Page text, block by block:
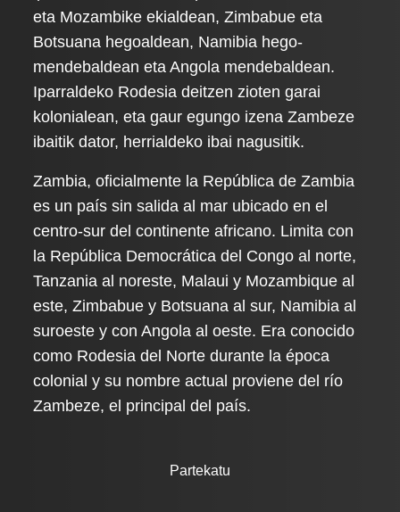
eta Mozambike ekialdean, Zimbabue eta
Botsuana hegoaldean, Namibia hego-
mendebaldean eta Angola mendebaldean.
Iparraldeko Rodesia deitzen zioten garai
kolonialean, eta gaur egungo izena Zambeze
ibaitik dator, herrialdeko ibai nagusitik.
Zambia, oficialmente la República de Zambia
es un país sin salida al mar ubicado en el
centro-sur del continente africano. Limita con
la República Democrática del Congo al norte,
Tanzania al noreste, Malaui y Mozambique al
este, Zimbabue y Botsuana al sur, Namibia al
suroeste y con Angola al oeste. Era conocido
como Rodesia del Norte durante la época
colonial y su nombre actual proviene del río
Zambeze, el principal del país.
Partekatu